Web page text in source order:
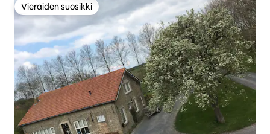
Vieraiden suosikki
Vieraiden suosikki